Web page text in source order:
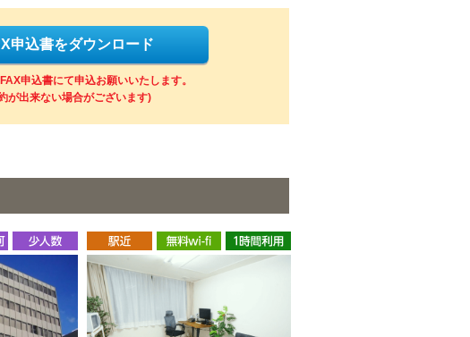
申込書をダウンロード
申込書にて申込お願いいたします。
が出来ない場合がございます)